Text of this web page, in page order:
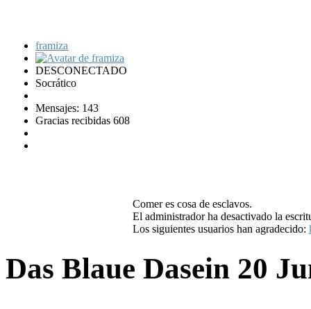
framiza
DESCONECTADO
Socrático
Mensajes: 143
Gracias recibidas 608
Comer es cosa de esclavos.
El administrador ha desactivado la
Los siguientes usuarios han agradecido:
Das Blaue Dasein 20